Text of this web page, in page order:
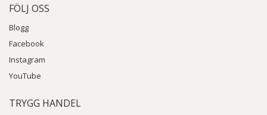
FÖLJ OSS
Blogg
Facebook
Instagram
YouTube
TRYGG HANDEL